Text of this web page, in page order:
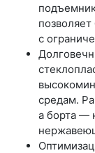
с
средам.
а борта —